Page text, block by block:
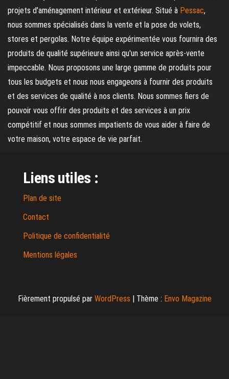
projets d'aménagement intérieur et extérieur. Situé à Pessac,
nous sommes spécialisés dans la vente et la pose de volets,
stores et pergolas. Notre équipe expérimentée vous fournira des
produits de qualité supérieure ainsi qu'un service après-vente
impeccable. Nous proposons une large gamme de produits pour
tous les budgets et nous nous engageons à fournir des produits
et des services de qualité à nos clients. Nous sommes fiers de
pouvoir vous offrir des produits et des services à un prix
compétitif et nous sommes impatients de vous aider à faire de
votre maison, votre espace de vie parfait.
Liens utiles :
Plan de site
Contact
Politique de confidentialité
Mentions légales
Fièrement propulsé par WordPress | Thème : Envo Magazine